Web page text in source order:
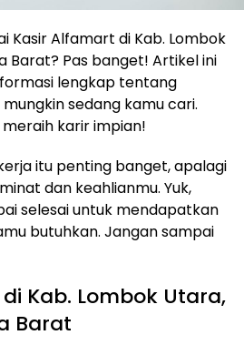
Kasir Alfamart di Kab. Lombok
Barat? Pas banget! Artikel ini
lengkap tentang
sedang kamu cari.
karir impian!
itu penting banget, apalagi
dan keahlianmu. Yuk,
selesai untuk mendapatkan
butuhkan. Jangan sampai
Kab. Lombok Utara,
Barat